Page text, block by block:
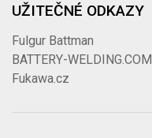
UŽITEČNÉ ODKAZY
Fulgur Battman
BATTERY-WELDING.COM
Fukawa.cz